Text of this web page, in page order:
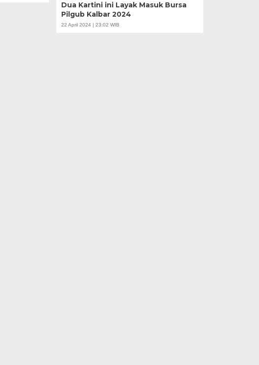
Dua Kartini ini Layak Masuk Bursa
Pilgub Kalbar 2024
22 April 2024 | 23:02 WIB